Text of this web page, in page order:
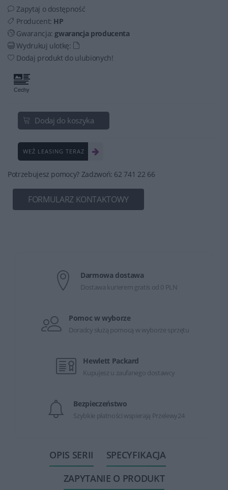
Zapytaj o dostępność
Producent: HP
Gwarancja: gwarancja producenta
Wydrukuj ulotkę:
Dodaj produkt do ulubionych!
Dodaj do koszyka
WEŹ LEASING TERAZ
Potrzebujesz pomocy? Zadzwoń: 62 741 22 66
FORMULARZ KONTAKTOWY
Darmowa dostawa
Dostawa kurierem gratis od 0 PLN
Pomoc w wyborze
Doradcy służą pomocą w wyborze sprzętu
Hewlett Packard
Kupujesz u zaufanego dostawcy
Bezpieczeństwo
Szybkie płatności wspierają Przelewy24
OPIS SERII
SPECYFIKACJA
ZAPYTANIE O PRODUKT